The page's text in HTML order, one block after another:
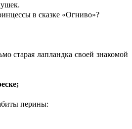
в сказке «Огниво»?
старая лапландка своей знакомой
перины: